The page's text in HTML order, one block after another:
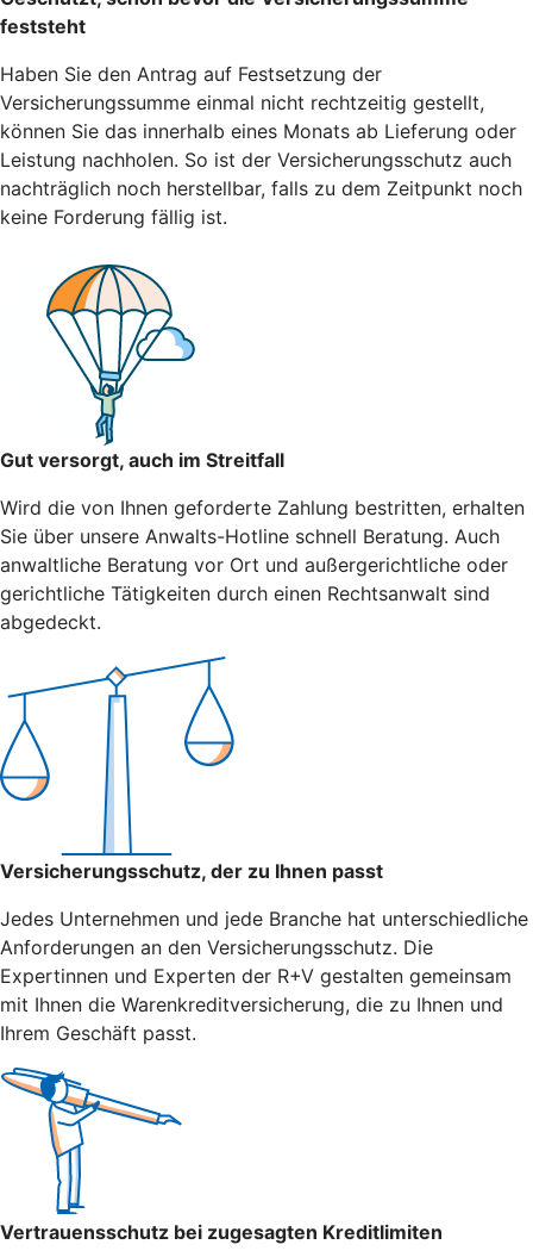
feststeht
Haben Sie den Antrag auf Festsetzung der
Versicherungssumme einmal nicht rechtzeitig gestellt,
können Sie das innerhalb eines Monats ab Lieferung oder
Leistung nachholen. So ist der Versicherungsschutz auch
nachträglich noch herstellbar, falls zu dem Zeitpunkt noch
keine Forderung fällig ist.
Gut versorgt, auch im Streitfall
Wird die von Ihnen geforderte Zahlung bestritten, erhalten
Sie über unsere Anwalts-Hotline schnell Beratung. Auch
anwaltliche Beratung vor Ort und außergerichtliche oder
gerichtliche Tätigkeiten durch einen Rechtsanwalt sind
abgedeckt.
Versicherungsschutz, der zu Ihnen passt
Jedes Unternehmen und jede Branche hat unterschiedliche
Anforderungen an den Versicherungsschutz. Die
Expertinnen und Experten der R+V gestalten gemeinsam
mit Ihnen die Warenkreditversicherung, die zu Ihnen und
Ihrem Geschäft passt.
Vertrauensschutz bei zugesagten Kreditlimiten